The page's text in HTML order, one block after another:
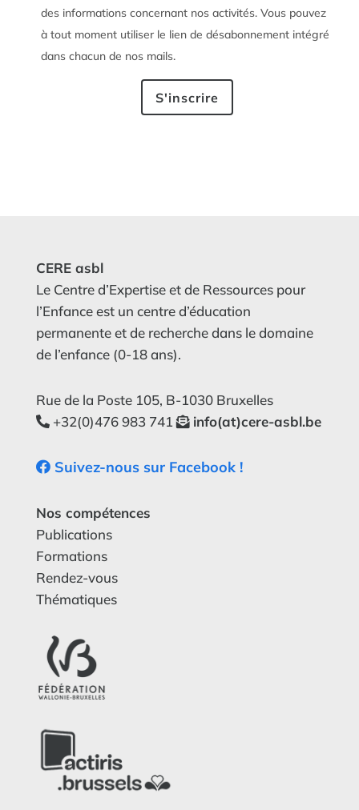
des informations concernant nos activités. Vous pouvez
à tout moment utiliser le lien de désabonnement intégré
dans chacun de nos mails.
CERE asbl
Le Centre d’Expertise et de Ressources pour
l’Enfance est un centre d’éducation
permanente et de recherche dans le domaine
de l’enfance (0-18 ans).
Rue de la Poste 105, B-1030 Bruxelles
+32(0)476 983 741
info(at)cere-asbl.be
Suivez-nous sur Facebook !
Nos compétences
Publications
Formations
Rendez-vous
Thématiques